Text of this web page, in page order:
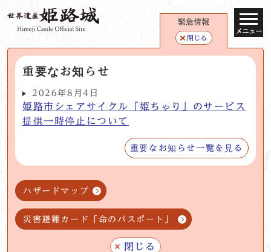
緊急情報
閉じる
重要なお知らせ
2026年8月4日
姫路市シェアサイクル「姫ちゃり」のサービス
提供一時停止について
重要なお知らせ一覧を見る
ハザードマップ
災害避難カード「命のパスポート」
閉じる
メニュー